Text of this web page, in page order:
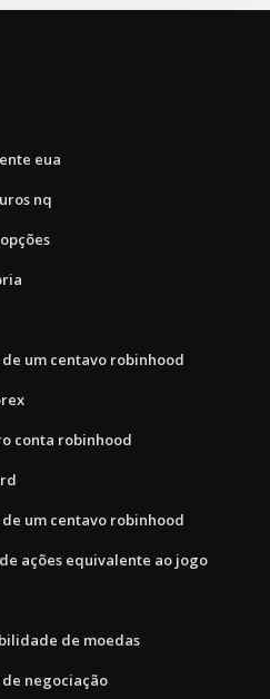
eua
nq
um centavo robinhood
conta robinhood
um centavo robinhood
ações equivalente ao jogo
de moedas
negociação